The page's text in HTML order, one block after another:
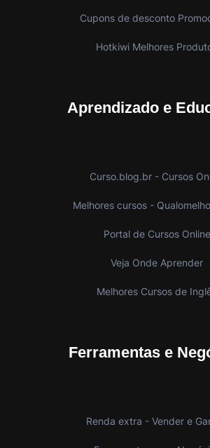
Cupons de desconto
Hotkiwi Melhores
Aprendizado e
Curso.blog.br - Cursos
Melhores cursos -
Portal de Cursos Online
Veja Onde Aprender
Melhores Cursos de
Ferramentas e
Renda extra - Vender e